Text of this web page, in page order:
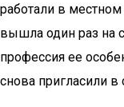
работали в
вышла один раз на
профессия ее
снова пригласили в